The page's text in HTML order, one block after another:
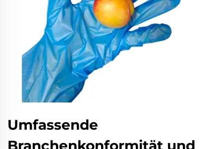
Umfassende
Branchenkonformität und